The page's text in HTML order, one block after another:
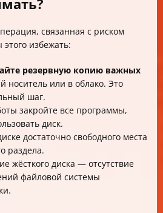
связанная с риском
избежать:
резервную копию важных
носитель или в облако. Это
шаг.
закройте все программы,
диск.
достаточно свободного места
раздела.
жёсткого диска — отсутствие
файловой системы